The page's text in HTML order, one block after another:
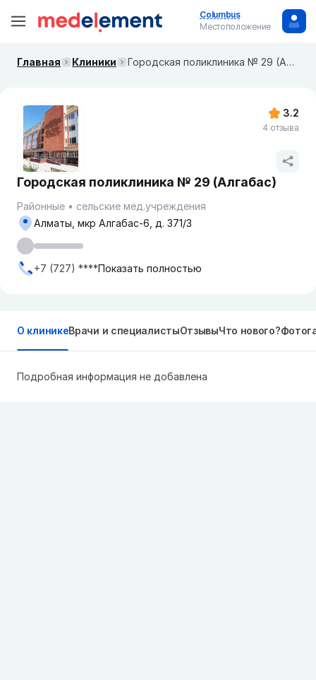
Columbus
Местоположение
Главная Клиники Городская поликлиника № 29 (Алгабас)
Городская поликлиника № 29 (Алгабас)
Районные
сельские мед.учреждения
Алматы, мкр Алгабас-6, д. 371/3
+7 (727) ****Показать полностью
3.2
4 отзыва
О клиникеВрачи и специалистыОтзывыЧто нового?
Подробная информация не добавлена